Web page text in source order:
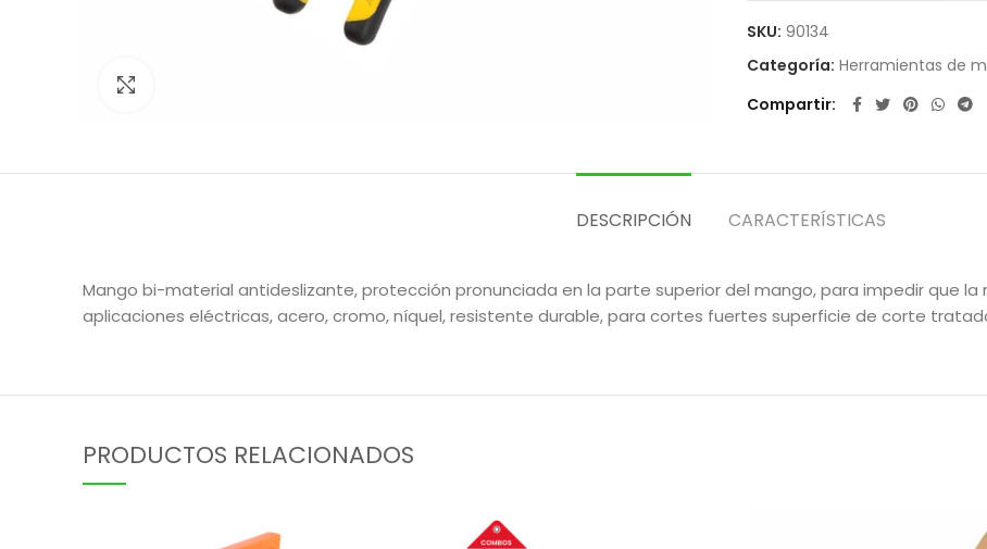
SKU: 90134
Categoría: Herramientas de
Compartir
DESCRIPCIÓN CARACTERÍSTICAS
Mango bi-material antideslizante, protección pronunciada en la parte superior del mango, para impedir que
aplicaciones eléctricas, acero, cromo, níquel, resistente durable, para cortes fuertes superficie de corte
PRODUCTOS RELACIONADOS